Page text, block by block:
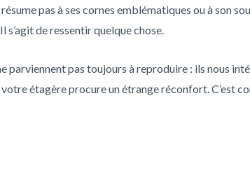
pas à ses cornes emblématiques ou à son
s’agit de ressentir quelque chose.
parviennent pas toujours à reproduire : ils nous
étagère procure un étrange réconfort. C’est